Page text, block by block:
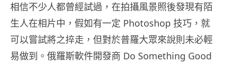
相信不少人都曾經試過，在拍攝風景照後發現有陌
生人在相片中，假如有一定 Photoshop 技巧，就
可以嘗試將之捽走，但對於普羅大眾來說則未必輕
易做到。俄羅斯軟件開發商 Do Something Good